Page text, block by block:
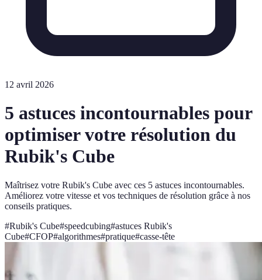
12 avril 2026
5 astuces incontournables pour
optimiser votre résolution du
Rubik's Cube
Maîtrisez votre Rubik's Cube avec ces 5 astuces incontournables.
Améliorez votre vitesse et vos techniques de résolution grâce à nos
conseils pratiques.
#Rubik's Cube#speedcubing#astuces Rubik's
Cube#CFOP#algorithmes#pratique#casse-tête